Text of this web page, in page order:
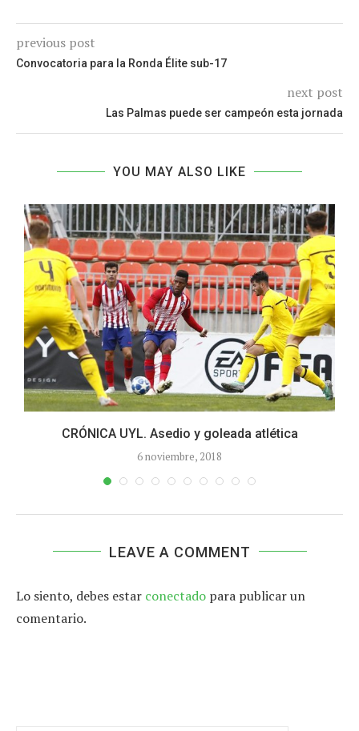
previous post
Convocatoria para la Ronda Élite sub-17
next post
Las Palmas puede ser campeón esta jornada
YOU MAY ALSO LIKE
CRÓNICA UYL. Asedio y goleada atlética
6 noviembre, 2018
LEAVE A COMMENT
Lo siento, debes estar conectado para publicar un
comentario.